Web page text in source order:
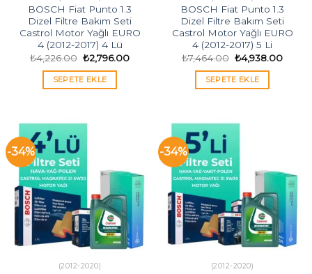
BOSCH Fiat Punto 1.3
Dizel Filtre Bakım Seti
Castrol Motor Yağlı EURO
4 (2012-2017) 4 Lü
₺4,226.00 Orijinal
fiyat:
₺4,226.00.
₺2,796.00Şu
SEPETE EKLE
BOSCH Fiat Punto 1.3
Dizel Filtre Bakım Seti
Castrol Motor Yağlı EURO
4 (2012-2017) 5 Li
₺7,464.00 Orijinal
fiyat:
₺7,464.00.
₺4,938.00Şu
SEPETE EKLE
-34%
(2012-2020)
-34%
(2012-2020)